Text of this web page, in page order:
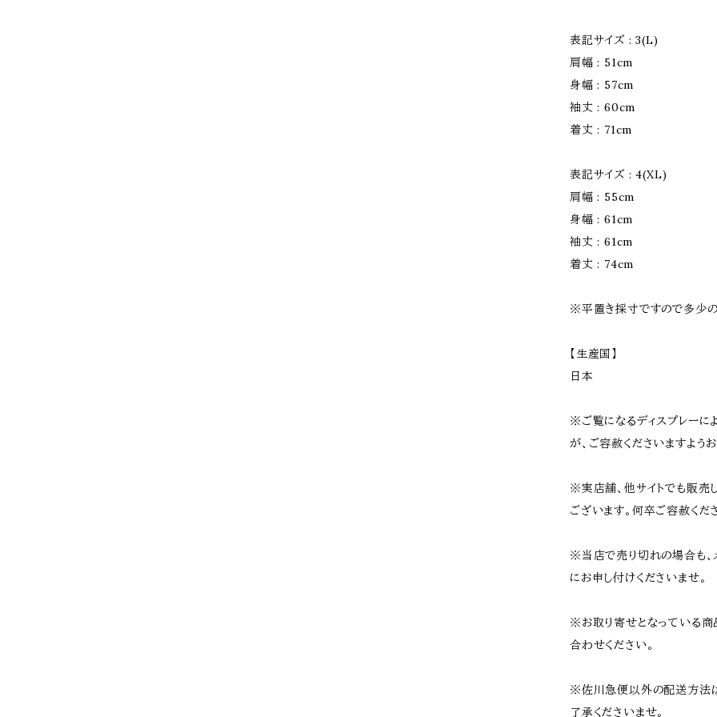
表記サイズ : 3(L)
肩幅 : 51cm
身幅 : 57cm
袖丈 : 60cm
着丈 : 71cm
表記サイズ : 4(XL)
肩幅 : 55cm
身幅 : 61cm
袖丈 : 61cm
着丈 : 74cm
※平置き採寸ですので多少の
【生産国】
日本
※ご覧になるディスプレーに
が、ご容赦くださいますよう
※実店舗、他サイトでも販売
ございます。何卒ご容赦くだ
※当店で売り切れの場合も、
にお申し付けくださいませ。
※お取り寄せとなっている
合わせください。
※佐川急便以外の配送方法
了承くださいませ。